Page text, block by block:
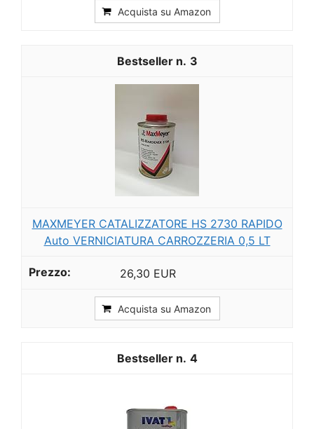
Acquista su Amazon
3
MAXMEYER CATALIZZATORE HS 2730 RAPIDO
Auto VERNICIATURA CARROZZERIA 0,5 LT
26,30 EUR
Acquista su Amazon
4